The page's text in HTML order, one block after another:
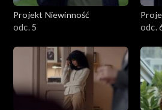
Projekt Niewinność
odc. 5
odc.